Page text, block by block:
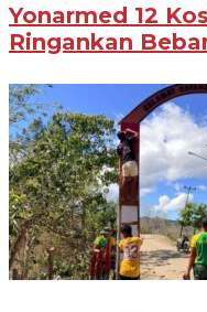
Yonarmed 12
Ringankan